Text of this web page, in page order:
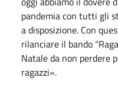
pandemia con tutti gli
a disposizione. Con
rilanciare il bando
Natale da non perdere
ragazzi».